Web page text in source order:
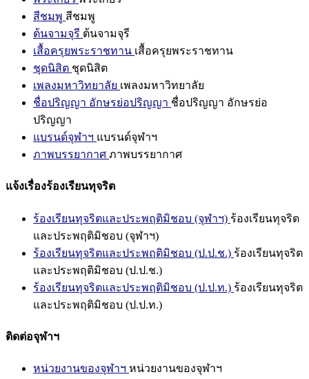
สีชมพู สีชมพู
ต้นจามจุรี ต้นจามจุรี
เสื้อครุยพระราชทาน เสื้อครุยพระราชทาน
ชุดนิสิต ชุดนิสิต
เพลงมหาวิทยาลัย เพลงมหาวิทยาลัย
ชื่อปริญญา อักษรย่อปริญญา ชื่อปริญญา อักษรย่อ
ปริญญา
แบรนด์จุฬาฯ แบรนด์จุฬาฯ
ภาพบรรยากาศ ภาพบรรยากาศ
แจ้งเรื่องร้องเรียนทุจริต
ร้องเรียนทุจริตและประพฤติมิชอบ (จุฬาฯ) ร้องเรียนทุจริต
และประพฤติมิชอบ (จุฬาฯ)
ร้องเรียนทุจริตและประพฤติมิชอบ (ป.ป.ช.) ร้องเรียนทุจริต
และประพฤติมิชอบ (ป.ป.ช.)
ร้องเรียนทุจริตและประพฤติมิชอบ (ป.ป.ท.) ร้องเรียนทุจริต
และประพฤติมิชอบ (ป.ป.ท.)
ติดต่อจุฬาฯ
หน่วยงานของจุฬาฯ หน่วยงานของจุฬาฯ